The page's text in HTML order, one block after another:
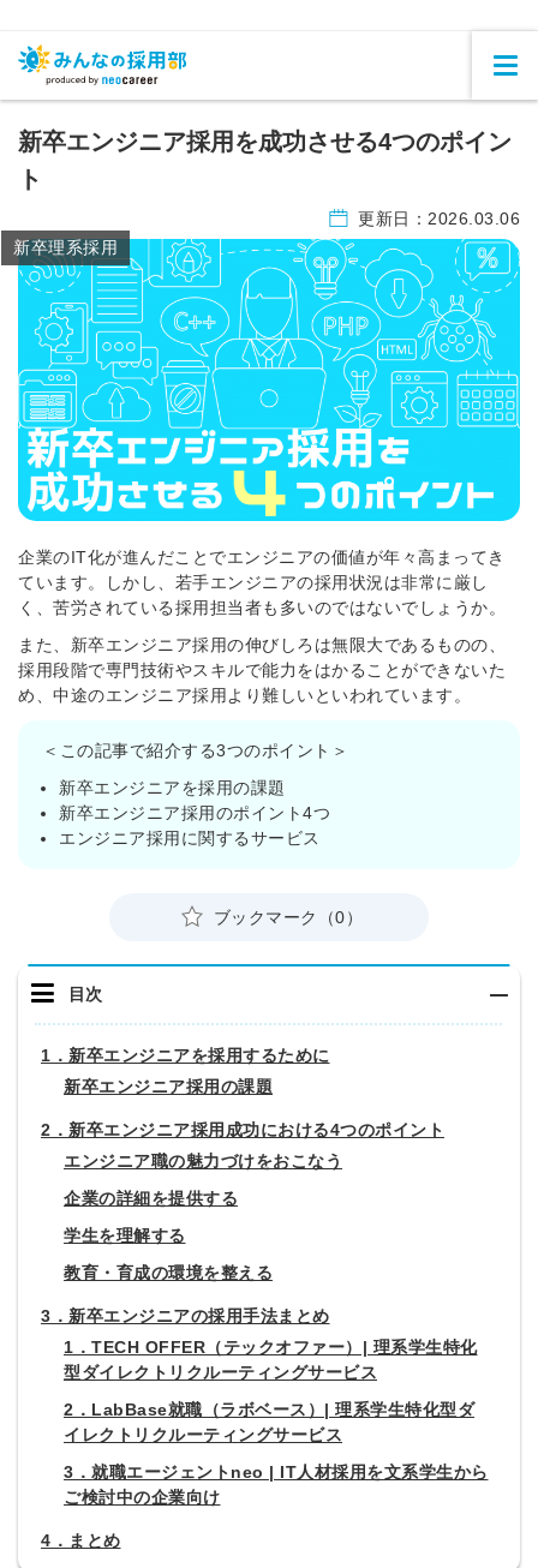
新卒エンジニア採用を成功させる4つのポイン
ト
更新日： 2026.03.06
新卒理系採用
企業のIT化が進んだことでエンジニアの価値が年々高まってき
ています。しかし、若手エンジニアの採用状況は非常に厳し
く、苦労されている採用担当者も多いのではないでしょうか。
また、新卒エンジニア採用の伸びしろは無限大であるものの、
採用段階で専門技術やスキルで能力をはかることができないた
め、中途のエンジニア採用より難しいといわれています。
＜この記事で紹介する3つのポイント＞
新卒エンジニアを採用の課題
新卒エンジニア採用のポイント4つ
エンジニア採用に関するサービス
ブックマーク（0）
目次
1．新卒エンジニアを採用するために
新卒エンジニア採用の課題
2．新卒エンジニア採用成功における4つのポイント
エンジニア職の魅力づけをおこなう
企業の詳細を提供する
学生を理解する
教育・育成の環境を整える
3．新卒エンジニアの採用手法まとめ
1．TECH OFFER（テックオファー）| 理系学生特化
型ダイレクトリクルーティングサービス
2．LabBase就職（ラボベース）| 理系学生特化型ダ
イレクトリクルーティングサービス
3．就職エージェントneo | IT人材採用を文系学生から
ご検討中の企業向け
4．まとめ